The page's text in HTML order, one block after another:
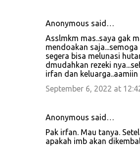
Anonymous said…
Asslmkm mas..saya gak
mendoakan
segera bisa melunasi
dmudahkan rezeki
irfan dan keluarga..aamiin
September 6, 2022 at
Anonymous said…
Pak irfan. Mau tanya.
apakah imb akan